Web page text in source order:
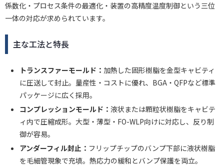
係数化・プロセス条件の最適化・装置の高精度温度制御という三位
一体の対応が求められています。
主な工法と特長
トランスファーモールド： 加熱した固形樹脂を金型キャビティ
に圧送して封止。量産性・コストに優れ、BGA・QFPなど標準
パッケージに広く採用。
コンプレッションモールド： 液状または顆粒状樹脂をキャビテ
ィ内で圧縮成形。大型・薄型・FO-WLP向けに対応し、反り制
御が容易。
アンダーフィル封止： フリップチップのバンプ下部に液状樹脂
を毛細管現象で充填。熱応力の緩和とバンプ保護を両立。